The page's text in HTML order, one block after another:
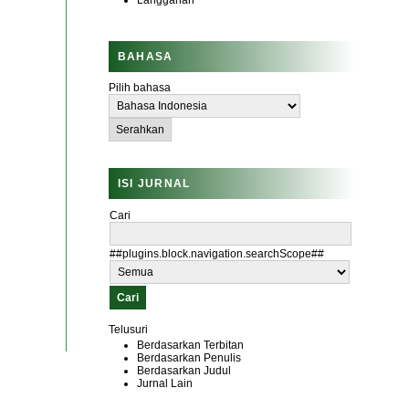
BAHASA
Pilih bahasa
ISI JURNAL
Cari
##plugins.block.navigation.searchScope##
Telusuri
Berdasarkan Terbitan
Berdasarkan Penulis
Berdasarkan Judul
Jurnal Lain